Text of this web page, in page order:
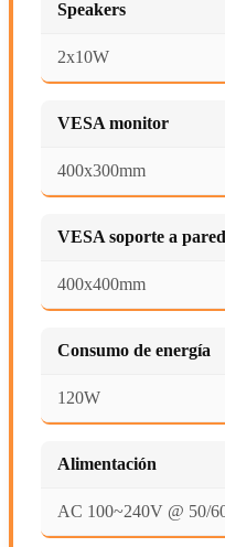
Speakers
2x10W
VESA monitor
400x300mm
VESA soporte a
400x400mm
Consumo de energía
120W
Alimentación
AC 100~240V @ 50/